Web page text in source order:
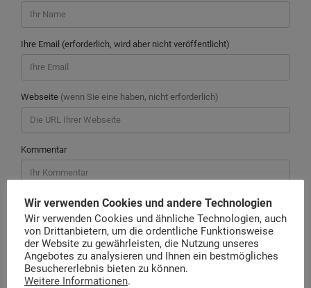
Ihre Email (erforderlich, wird aber nicht veröffentlicht)
Webseite (wenn Sie eine haben, nicht erforderlich)
Kommentar
Wir verwenden Cookies und andere Technologien
Wir verwenden Cookies und ähnliche Technologien, auch
von Drittanbietern, um die ordentliche Funktionsweise
der Website zu gewährleisten, die Nutzung unseres
Angebotes zu analysieren und Ihnen ein bestmögliches
Besuchererlebnis bieten zu können.
Weitere Informationen.